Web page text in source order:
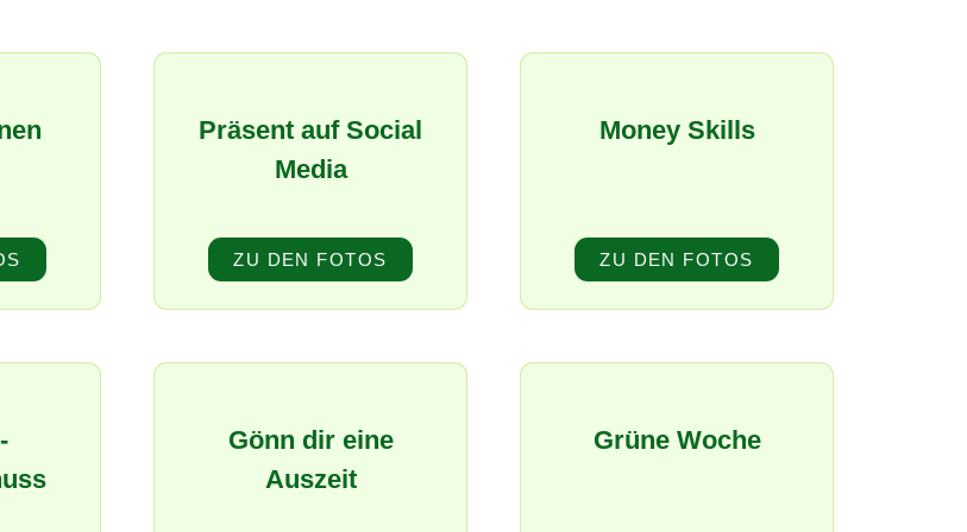
Präsent auf Social
Media
ZU DEN FOTOS
Money Skills
ZU DEN FOTOS
Gönn dir eine
Auszeit
Grüne Woche